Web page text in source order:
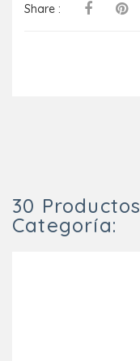
Share :
30
Categoría: